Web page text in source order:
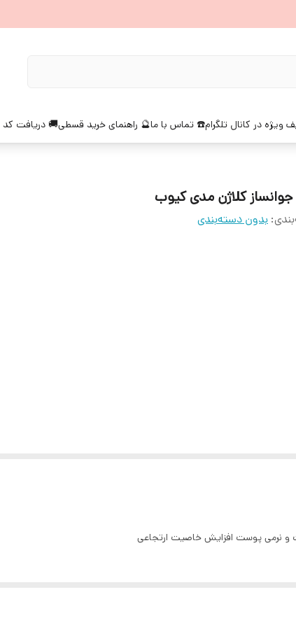
ویژه در کانال تلگرام☎️ تماس با ما🔮 راهنمای خرید قسطی🚚 دریافت
کلاژن مدی کیوب
: بدون دسته‌بندی
و نرمی پوست افزایش خاصیت ارتجاعی